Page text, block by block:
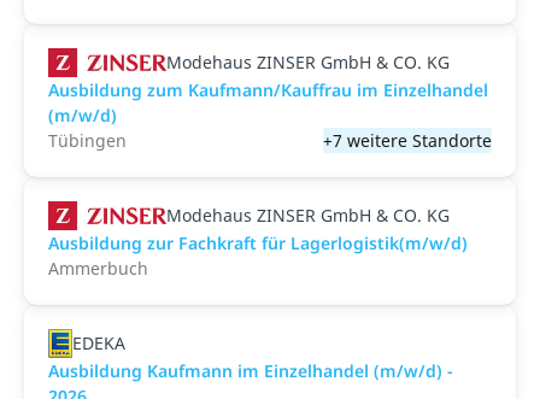
Modehaus ZINSER GmbH & CO. KG
Ausbildung zum Kaufmann/Kauffrau im Einzelhandel
(m/w/d)
Tübingen
+7 weitere Standorte
Modehaus ZINSER GmbH & CO. KG
Ausbildung zur Fachkraft für Lagerlogistik(m/w/d)
Ammerbuch
EDEKA
Ausbildung Kaufmann im Einzelhandel (m/w/d) -